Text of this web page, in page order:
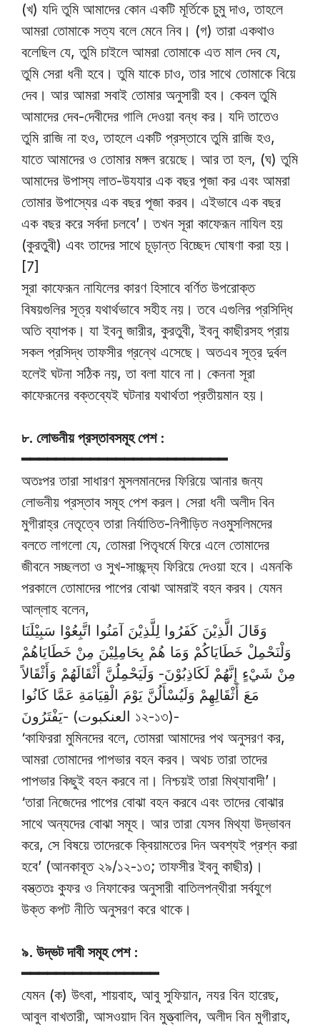
(খ) যদি তুমি আমাদের কোন একটি মূর্তিকে চুমু দাও, তাহলে
আমরা তোমাকে সত্য বলে মেনে নিব। (গ) তারা একথাও
বলেছিল যে, তুমি চাইলে আমরা তোমাকে এত মাল দেব যে,
তুমি সেরা ধনী হবে। তুমি যাকে চাও, তার সাথে তোমাকে বিয়ে
দেব। আর আমরা সবাই তোমার অনুসারী হব। কেবল তুমি
আমাদের দেব-দেবীদের গালি দেওয়া বন্ধ কর। যদি তাতেও
তুমি রাজি না হও, তাহলে একটি প্রস্তাবে তুমি রাজি হও,
যাতে আমাদের ও তোমার মঙ্গল রয়েছে। আর তা হল, (ঘ) তুমি
আমাদের উপাস্য লাত-উযযার এক বছর পূজা কর এবং আমরা
তোমার উপাস্যের এক বছর পূজা করব। এইভাবে এক বছর
এক বছর করে সর্বদা চলবে’। তখন সূরা কাফেরূন নাযিল হয়
(কুরতুবী) এবং তাদের সাথে চূড়ান্ত বিচ্ছেদ ঘোষণা করা হয়।
[7]
সূরা কাফেরূন নাযিলের কারণ হিসাবে বর্ণিত উপরোক্ত
বিষয়গুলির সূত্র যথার্থভাবে সহীহ নয়। তবে এগুলির প্রসিদ্ধি
অতি ব্যাপক। যা ইবনু জারীর, কুরতুবী, ইবনু কাছীরসহ প্রায়
সকল প্রসিদ্ধ তাফসীর গ্রন্থে এসেছে। অতএব সূত্র দুর্বল
হলেই ঘটনা সঠিক নয়, তা বলা যাবে না। কেননা সূরা
কাফেরূনের বক্তব্যেই ঘটনার যথার্থতা প্রতীয়মান হয়।
৮. লোভনীয় প্রস্তাবসমূহ পেশ :
━━━━━━━━━━━━━━━━━━━━━━━━
অতঃপর তারা সাধারণ মুসলমানদের ফিরিয়ে আনার জন্য
লোভনীয় প্রস্তাব সমূহ পেশ করল। সেরা ধনী অলীদ বিন
মুগীরাহ্র নেতৃত্বে তারা নির্যাতিত-নিপীড়িত নওমুসলিমদের
বলতে লাগলো যে, তোমরা পিতৃধর্মে ফিরে এলে তোমাদের
জীবনে সচ্ছলতা ও সুখ-সাচ্ছন্দ্য ফিরিয়ে দেওয়া হবে। এমনকি
পরকালে তোমাদের পাপের বোঝা আমরাই বহন করব। যেমন
আল্লাহ বলেন,
وَقَالَ الَّذِيْنَ كَفَرُوا لِلَّذِيْنَ آمَنُوا اتَّبِعُوْا سَبِيْلَنَا
وَلْنَحْمِلْ خَطَايَاكُمْ وَمَا هُمْ بِحَامِلِيْنَ مِنْ خَطَايَاهُمْ
مِنْ شَيْءٍ إِنَّهُمْ لَكَاذِبُوْنَ- وَلَيَحْمِلُنَّ أَثْقَالَهُمْ وَأَثْقَالاً
مَعَ أَثْقَالِهِمْ وَلَيُسْأَلُنَّ يَوْمَ الْقِيَامَةِ عَمَّا كَانُوا
يَفْتَرُونَ- (العنكبوت ১২-১৩)-
‘কাফিররা মুমিনদের বলে, তোমরা আমাদের পথ অনুসরণ কর,
আমরা তোমাদের পাপভার বহন করব। অথচ তারা তাদের
পাপভার কিছুই বহন করবে না। নিশ্চয়ই তারা মিথ্যাবাদী’।
‘তারা নিজেদের পাপের বোঝা বহন করবে এবং তাদের বোঝার
সাথে অন্যদের বোঝা সমূহ। আর তারা যেসব মিথ্যা উদ্ভাবন
করে, সে বিষয়ে তাদেরকে ক্বিয়ামতের দিন অবশ্যই প্রশ্ন করা
হবে’ (আনকাবূত ২৯/১২-১৩; তাফসীর ইবনু কাছীর)।
বস্ত্ততঃ কুফর ও নিফাকের অনুসারী বাতিলপন্থীরা সর্বযুগে
উক্ত কপট নীতি অনুসরণ করে থাকে।
৯. উদ্ভট দাবী সমূহ পেশ :
━━━━━━━━━━━━━━━━
যেমন (ক) উৎবা, শায়বাহ, আবু সুফিয়ান, নযর বিন হারেছ,
আবুল বাখতারী, আসওয়াদ বিন মুত্ত্বালিব, অলীদ বিন মুগীরাহ,